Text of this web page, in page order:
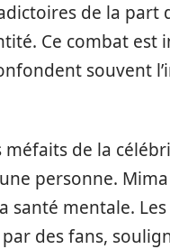
de la part
Ce combat est
souvent
de la
personne. Mima
santé mentale.
des fans,